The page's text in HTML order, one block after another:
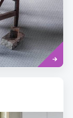
Read
more